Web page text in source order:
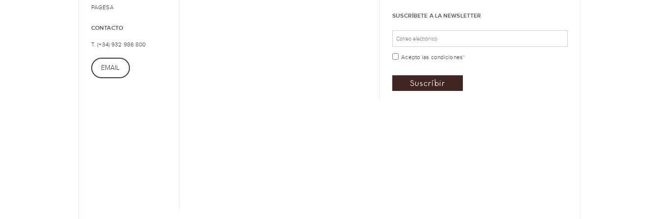
PAGESA
CONTACTO
T. (+34) 932 986 800
EMAIL
SUSCRÍBETE A LA NEWSLETTER
Acepto las condiciones*